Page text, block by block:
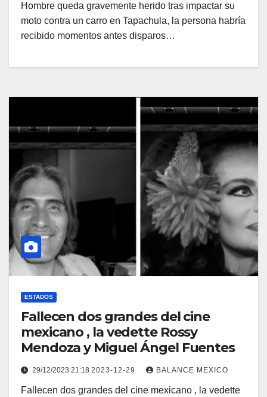
Hombre queda gravemente herido tras impactar su
moto contra un carro en Tapachula, la persona habría
recibido momentos antes disparos…
ESTADOS
Fallecen dos grandes del cine
mexicano , la vedette Rossy
Mendoza y Miguel Ángel Fuentes
29/12/2023 21:18 2023-12-29 BALANCE MEXICO
Fallecen dos grandes del cine mexicano , la vedette